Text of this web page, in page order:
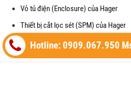
Vỏ tủ điện (Enclosure) của Hager
Thiết bị cắt lọc sét (SPM) của Hager
Máy cắt không khí (ACB) của Hager
Hotline: 0909.067.950